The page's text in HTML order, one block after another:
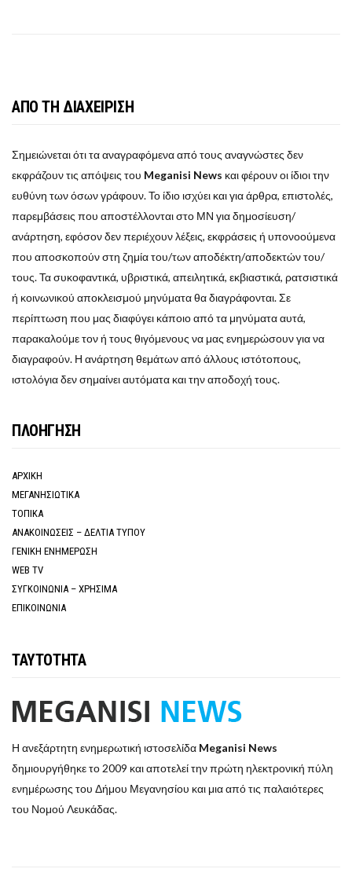
ΑΠΟ ΤΗ ΔΙΑΧΕΙΡΙΣΗ
Σημειώνεται ότι τα αναγραφόμενα από τους αναγνώστες δεν
εκφράζουν τις απόψεις του Meganisi News και φέρουν οι ίδιοι την
ευθύνη των όσων γράφουν. Το ίδιο ισχύει και για άρθρα, επιστολές,
παρεμβάσεις που αποστέλλονται στο ΜΝ για δημοσίευση/
ανάρτηση, εφόσον δεν περιέχουν λέξεις, εκφράσεις ή υπονοούμενα
που αποσκοπούν στη ζημία του/των αποδέκτη/αποδεκτών του/
τους. Τα συκοφαντικά, υβριστικά, απειλητικά, εκβιαστικά, ρατσιστικά
ή κοινωνικού αποκλεισμού μηνύματα θα διαγράφονται. Σε
περίπτωση που μας διαφύγει κάποιο από τα μηνύματα αυτά,
παρακαλούμε τον ή τους θιγόμενους να μας ενημερώσουν για να
διαγραφούν. Η ανάρτηση θεμάτων από άλλους ιστότοπους,
ιστολόγια δεν σημαίνει αυτόματα και την αποδοχή τους.
ΠΛΟΗΓΗΣΗ
ΑΡΧΙΚΗ
ΜΕΓΑΝΗΣΙΩΤΙΚΑ
ΤΟΠΙΚΑ
ΑΝΑΚΟΙΝΩΣΕΙΣ – ΔΕΛΤΙΑ ΤΥΠΟΥ
ΓΕΝΙΚΗ ΕΝΗΜΕΡΩΣΗ
WEB TV
ΣΥΓΚΟΙΝΩΝΙΑ – ΧΡΗΣΙΜΑ
ΕΠΙΚΟΙΝΩΝΙΑ
ΤΑΥΤΟΤΗΤΑ
Η ανεξάρτητη ενημερωτική ιστοσελίδα Meganisi News
δημιουργήθηκε το 2009 και αποτελεί την πρώτη ηλεκτρονική πύλη
ενημέρωσης του Δήμου Μεγανησίου και μια από τις παλαιότερες
του Νομού Λευκάδας.